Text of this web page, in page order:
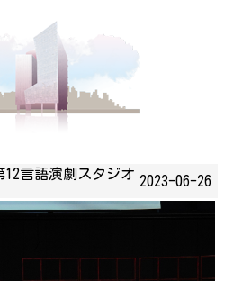
言語演劇スタジオ 2023-06-26